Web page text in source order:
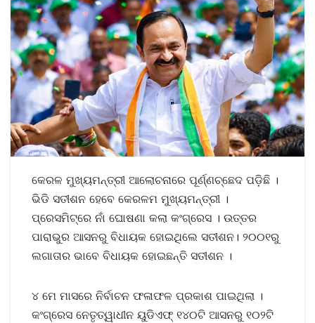
କେରଳ ମୁଖ୍ୟମନ୍ତ୍ରୀ ଆଲୋଚନାରେ ପୂର୍ଣ୍ଣଚ୍ଛେଦ ପଡ଼ିଛି ।
ଭିଡି ସତୀଶନ ହେବେ କେରଳମ ମୁଖ୍ୟମନ୍ତ୍ରୀ ।
ପ୍ରେସମିଟ୍‌ରେ ନାଁ ଘୋଷଣା କଲା କଂଗ୍ରେସ । ଉତ୍ତର
ପାରାଭୁର ଆସନରୁ ବିଧାୟକ ହୋଇଥିଲେ ସତୀଶନ। ୨୦୦୧ରୁ
ଲଗାତାର ଭାବେ ବିଧାୟକ ହୋଇଛନ୍ତି ସତୀଶନ ।
୪ ମେ ମାସରେ ନିର୍ବାଚନ ଫଳାଫଳ ପ୍ରକାଶ ପାଇଥିଲା ।
କଂଗ୍ରେସ ନେତୃତ୍ୱାଧୀନ ୟୁଡିଏଫ୍ ୧୪୦ଟି ଆସନରୁ ୧୦୨ଟି